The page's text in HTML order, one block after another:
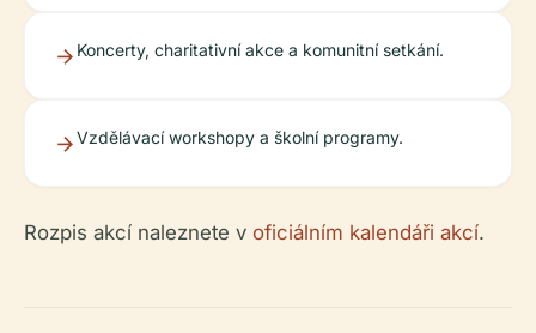
Koncerty, charitativní akce a komunitní setkání.
Vzdělávací workshopy a školní programy.
Rozpis akcí naleznete v oficiálním kalendáři akcí.